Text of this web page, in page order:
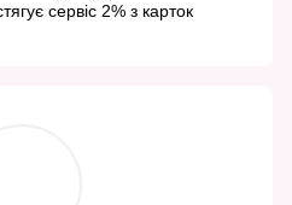
сервіс 2% з карток